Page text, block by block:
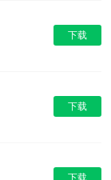
下载
下载
下载